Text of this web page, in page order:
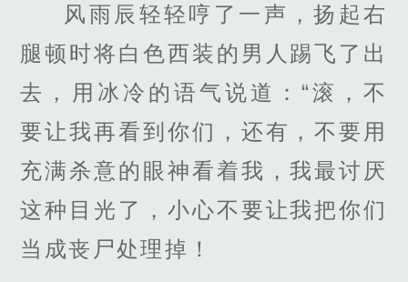
风雨辰轻轻哼了一声，扬起右
腿顿时将白色西装的男人踢飞了出
去，用冰冷的语气说道：“滚，不
要让我再看到你们，还有，不要用
充满杀意的眼神看着我，我最讨厌
这种目光了，小心不要让我把你们
当成丧尸处理掉！